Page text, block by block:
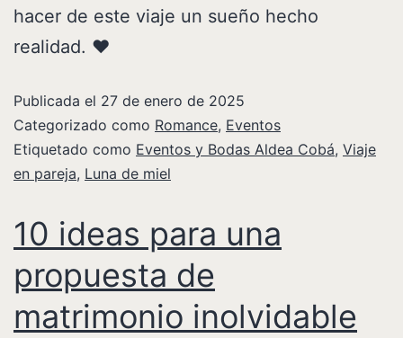
hacer de este viaje un sueño hecho
realidad. ❤️
Publicada el 27 de enero de 2025
Categorizado como Romance, Eventos
Etiquetado como Eventos y Bodas Aldea Cobá, Viaje
en pareja, Luna de miel
10 ideas para una
propuesta de
matrimonio inolvidable